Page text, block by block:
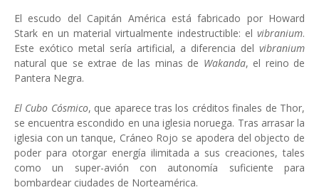
El escudo del Capitán América está fabricado por Howard
Stark en un material virtualmente indestructible: el vibranium.
Este exótico metal sería artificial, a diferencia del vibranium
natural que se extrae de las minas de Wakanda, el reino de
Pantera Negra.
El Cubo Cósmico, que aparece tras los créditos finales de Thor,
se encuentra escondido en una iglesia noruega. Tras arrasar la
iglesia con un tanque, Cráneo Rojo se apodera del objecto de
poder para otorgar energía ilimitada a sus creaciones, tales
como un super-avión con autonomía suficiente para
bombardear ciudades de Norteamérica.